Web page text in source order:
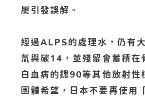
屢引發誤解。
經過ALPS的處理水，仍有
氚與碳14，並殘留會蓄積在
白血病的鍶90等其他放射性
團體希望，日本不要再使用